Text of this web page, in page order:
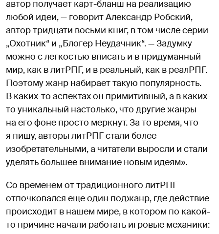
автор получает карт-бланш на реализацию
любой идеи, — говорит Александр Робский,
автор тридцати восьми книг, в том числе серии
„Охотник“ и „Блогер Неудачник“. — Задумку
можно с легкостью вписать и в придуманный
мир, как в литРПГ, и в реальный, как в реалРПГ.
Поэтому жанр набирает такую популярность.
В каких-то аспектах он примитивный, а в каких-
то уникальный настолько, что другие жанры
на его фоне просто меркнут. За то время, что
я пишу, авторы литРПГ стали более
изобретательными, а читатели выросли и стали
уделять большее внимание новым идеям».
Со временем от традиционного литРПГ
отпочковался еще один поджанр, где действие
происходит в нашем мире, в котором по какой-
то причине начали работать игровые механики: